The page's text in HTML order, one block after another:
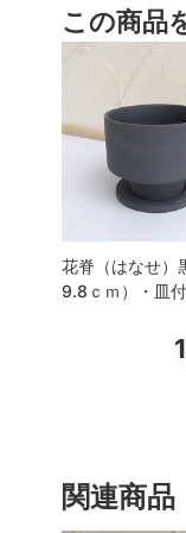
この商品
花脊（はなせ）
9.8ｃｍ）・皿付
関連商品